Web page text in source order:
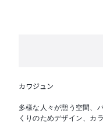
カワジュン
多様な人々が憩う空間、
くりのためデザイン、カ